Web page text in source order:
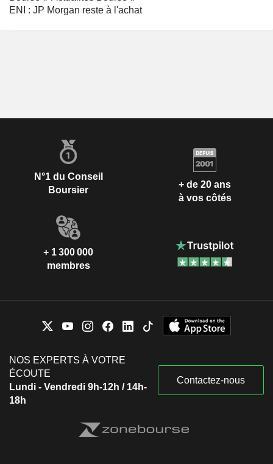
ENI : JP Morgan reste à l'achat
N°1 du Conseil
Boursier
+ de 20 ans
à vos côtés
+ 1 300 000
membres
NOS EXPERTS À VOTRE
ÉCOUTE
Lundi - Vendredi 9h-12h / 14h-
18h
Contactez-nous